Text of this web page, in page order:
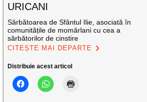
URICANI
Sărbătoarea de Sfântul Ilie, asociată în
comunitățile de momârlani cu cea a
sărbătorilor de cinstire
CITEȘTE MAI DEPARTE
Distribuie acest articol